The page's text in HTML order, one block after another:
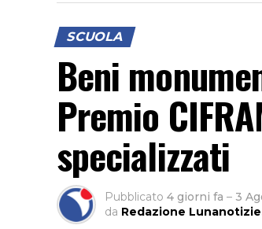
SCUOLA
Beni
Premio
specializzati
Pubblicato 4 giorni fa – 3
da Redazione